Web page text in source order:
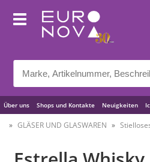
Über uns Shops und Kontakte Neuigkeiten
Nützliche Tipps
GLÄSER UND GLASWAREN